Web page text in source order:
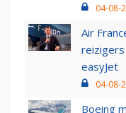
04-08-
Air
reizigers
easyJet
04-08-
Boeing